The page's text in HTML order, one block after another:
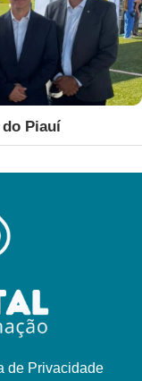
do Piauí
de Privacidade